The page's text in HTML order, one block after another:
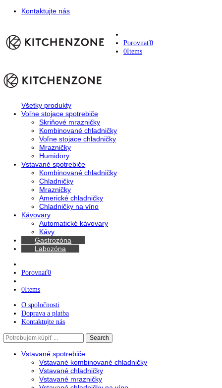
Kontaktujte nás
Porovnať
0Items
Všetky produkty
Voľne stojace spotrebiče
Skriňové mrazničky
Kombinované chladničky
Voľne stojace chladničky
Mrazničky
Humidory
Vstavané spotrebiče
Kombinované chladničky
Chladničky
Mrazničky
Americké chladničky
Chladničky na víno
Kávovary
Automatické kávovary
Labozóna
Porovnať0
0Items
O spoločnosti
Kontaktujte nás
Search